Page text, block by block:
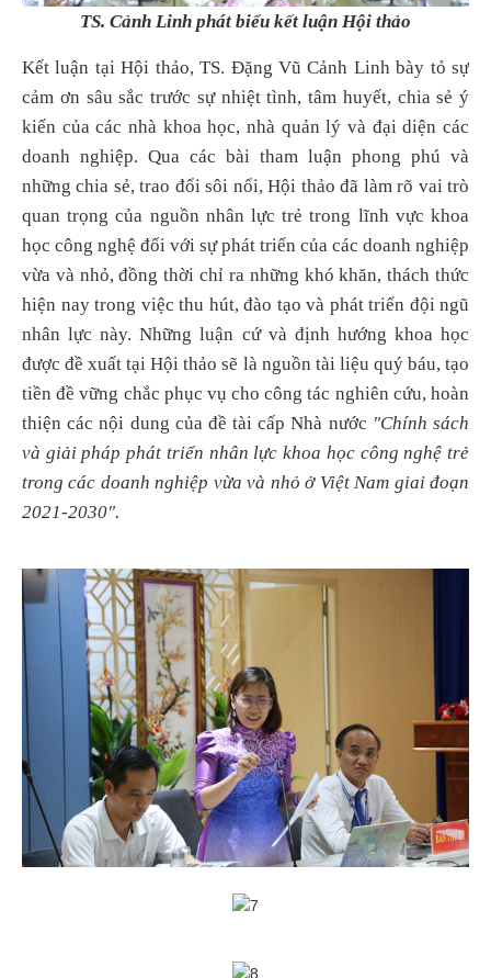
TS. Cảnh Linh phát biểu kết luận Hội thảo
Kết luận tại Hội thảo, TS. Đặng Vũ Cảnh Linh bày tỏ sự
cảm ơn sâu sắc trước sự nhiệt tình, tâm huyết, chia sẻ ý
kiến của các nhà khoa học, nhà quản lý và đại diện các
doanh nghiệp. Qua các bài tham luận phong phú và
những chia sẻ, trao đổi sôi nổi, Hội thảo đã làm rõ vai trò
quan trọng của nguồn nhân lực trẻ trong lĩnh vực khoa
học công nghệ đối với sự phát triển của các doanh nghiệp
vừa và nhỏ, đồng thời chỉ ra những khó khăn, thách thức
hiện nay trong việc thu hút, đào tạo và phát triển đội ngũ
nhân lực này. Những luận cứ và định hướng khoa học
được đề xuất tại Hội thảo sẽ là nguồn tài liệu quý báu, tạo
tiền đề vững chắc phục vụ cho công tác nghiên cứu, hoàn
thiện các nội dung của đề tài cấp Nhà nước "Chính sách
và giải pháp phát triển nhân lực khoa học công nghệ trẻ
trong các doanh nghiệp vừa và nhỏ ở Việt Nam giai đoạn
2021-2030".